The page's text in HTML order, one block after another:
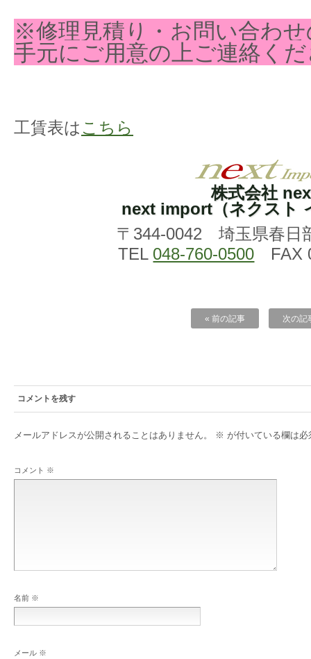
※修理見積り・お問い合わ
手元にご用意の上ご連絡く
工賃表は こちら
株式会社
next import（ネクスト
〒344-0042 埼玉県春日
TEL 048-760-0500 FAX
« 前の記事 次の記
コメントを残す
メールアドレスが公開されることはありません。 ※ が付いている欄は必
コメント ※
名前 ※
メール ※